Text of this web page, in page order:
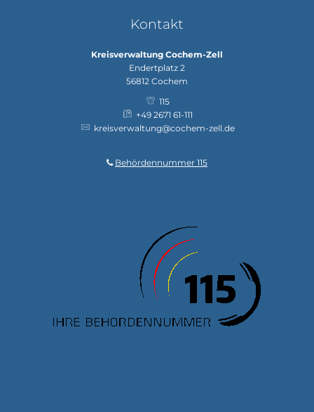
Kontakt
Kreisverwaltung Cochem-Zell
Endertplatz 2
56812 Cochem
115
+49 2671 61-111
kreisverwaltung@cochem-zell.de
Behördennummer 115